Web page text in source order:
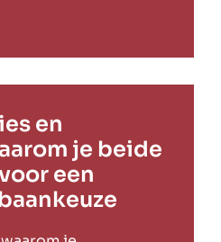
en
je beide
een